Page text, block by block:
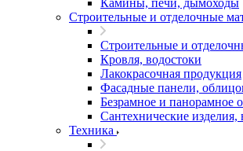
Камины, печи, дымоходы
Строительные и отделочные
Строительные и
Кровля, водостоки
Лакокрасочная продукция
Фасадные панели,
Безрамное и панорамное
Сантехнические изделия,
Техника